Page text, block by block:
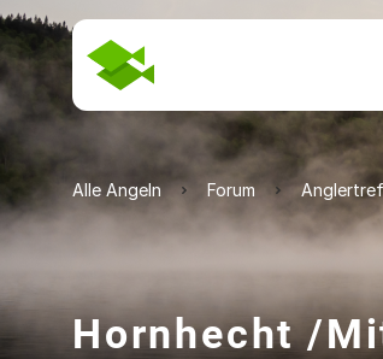
Alle Angeln Forum
Hornhecht /